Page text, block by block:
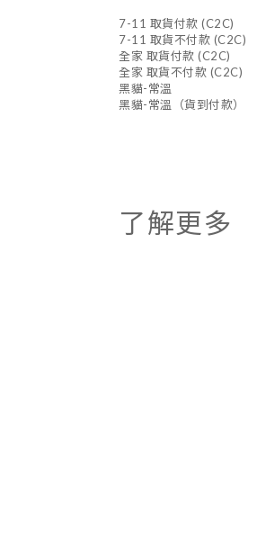
7-11 取貨付款 (C2C)
7-11 取貨不付款 (C2C)
全家 取貨付款 (C2C)
全家 取貨不付款 (C2C)
黑貓-常溫
黑貓-常溫（貨到付款）
了解更多